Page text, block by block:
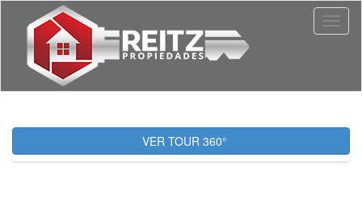
VER TOUR 360°